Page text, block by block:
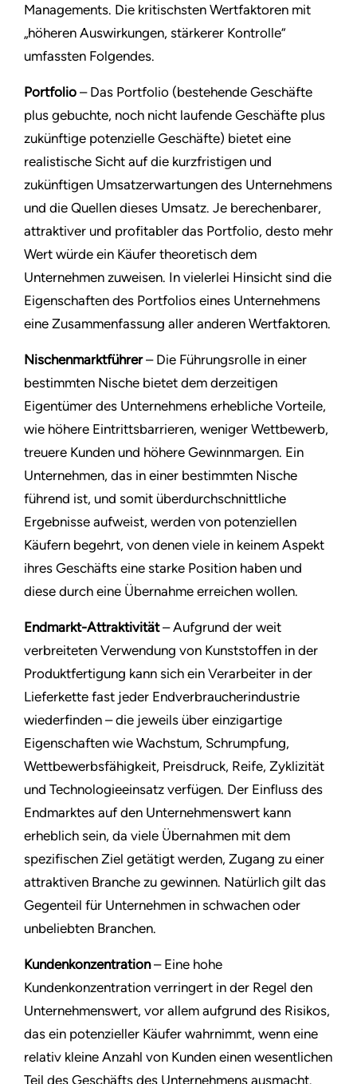
Managements. Die kritischsten Wertfaktoren mit
„höheren Auswirkungen, stärkerer Kontrolle”
umfassten Folgendes.
Portfolio – Das Portfolio (bestehende Geschäfte
plus gebuchte, noch nicht laufende Geschäfte plus
zukünftige potenzielle Geschäfte) bietet eine
realistische Sicht auf die kurzfristigen und
zukünftigen Umsatzerwartungen des Unternehmens
und die Quellen dieses Umsatz. Je berechenbarer,
attraktiver und profitabler das Portfolio, desto mehr
Wert würde ein Käufer theoretisch dem
Unternehmen zuweisen. In vielerlei Hinsicht sind die
Eigenschaften des Portfolios eines Unternehmens
eine Zusammenfassung aller anderen Wertfaktoren.
Nischenmarktführer– Die Führungsrolle in einer
bestimmten Nische bietet dem derzeitigen
Eigentümer des Unternehmens erhebliche Vorteile,
wie höhere Eintrittsbarrieren, weniger Wettbewerb,
treuere Kunden und höhere Gewinnmargen. Ein
Unternehmen, das in einer bestimmten Nische
führend ist, und somit überdurchschnittliche
Ergebnisse aufweist, werden von potenziellen
Käufern begehrt, von denen viele in keinem Aspekt
ihres Geschäfts eine starke Position haben und
diese durch eine Übernahme erreichen wollen.
Endmarkt-Attraktivität– Aufgrund der weit
verbreiteten Verwendung von Kunststoffen in der
Produktfertigung kann sich ein Verarbeiter in der
Lieferkette fast jeder Endverbraucherindustrie
wiederfinden – die jeweils über einzigartige
Eigenschaften wie Wachstum, Schrumpfung,
Wettbewerbsfähigkeit, Preisdruck, Reife, Zyklizität
und Technologieeinsatz verfügen. Der Einfluss des
Endmarktes auf den Unternehmenswert kann
erheblich sein, da viele Übernahmen mit dem
spezifischen Ziel getätigt werden, Zugang zu einer
attraktiven Branche zu gewinnen. Natürlich gilt das
Gegenteil für Unternehmen in schwachen oder
unbeliebten Branchen.
Kundenkonzentration– Eine hohe
Kundenkonzentration verringert in der Regel den
Unternehmenswert, vor allem aufgrund des Risikos,
das ein potenzieller Käufer wahrnimmt, wenn eine
relativ kleine Anzahl von Kunden einen wesentlichen
Teil des Geschäfts des Unternehmens ausmacht.